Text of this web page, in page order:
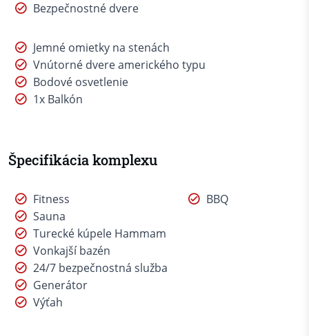
Bezpečnostné dvere
Jemné omietky na stenách
Vnútorné dvere amerického typu
Bodové osvetlenie
1x Balkón
Špecifikácia komplexu
Fitness
Sauna
Turecké kúpele Hammam
Vonkajší bazén
24/7 bezpečnostná služba
Generátor
Výťah
BBQ